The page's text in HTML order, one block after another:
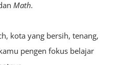
Math.
kota yang bersih, tenang,
pengen fokus belajar